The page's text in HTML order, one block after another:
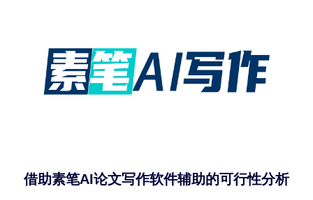
借助素笔AI论文写作软件辅助的可行性分析